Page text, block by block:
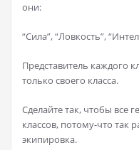
они:
“Сила”, “Ловкость”,
Представитель каждого
только своего класса.
Сделайте так, чтобы все
классов, потому-что так
экипировка.